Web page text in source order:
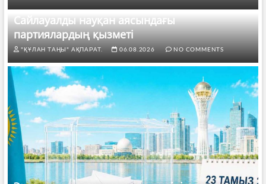
Сайлауалды науқан аясындағы
партиялардың қызметі
"ҚҰЛАН ТАҢЫ" АҚПАРАТ. 06.08.2026 NO COMMENTS